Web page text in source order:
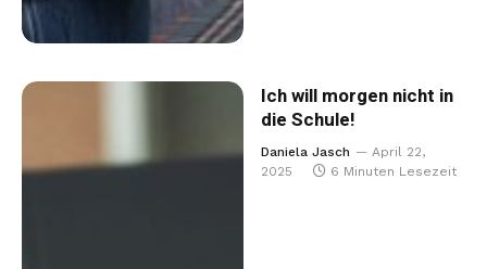
Ich will morgen nicht in
die Schule!
Daniela Jasch
April 22,
2025
6 Minuten Lesezeit